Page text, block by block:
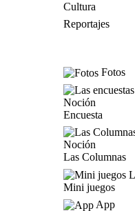
Cultura
Reportajes
Fotos
Encuesta
Las Columnas
Mini juegos
App